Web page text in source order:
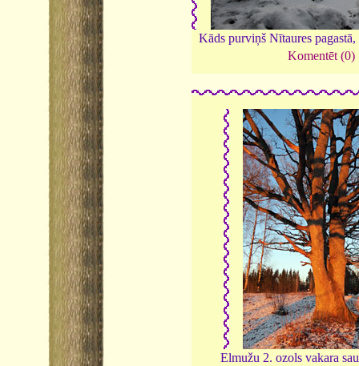
Kāds purviņš Nītaures
Komentēt (0)
Elmužu 2. ozols vakara